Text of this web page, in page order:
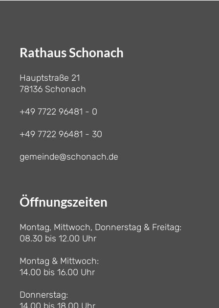
Rathaus Schonach
Hauptstraße 21
78136 Schonach
+49 7722 96481 - 0
+49 7722 96481 - 30
gemeinde@schonach.de
Öffnungszeiten
Montag, Mittwoch, Donnerstag & Freitag:
08.30 bis 12.00 Uhr
Montag & Mittwoch:
14.00 bis 16.00 Uhr
Donnerstag:
14.00 bis 18.00 Uhr